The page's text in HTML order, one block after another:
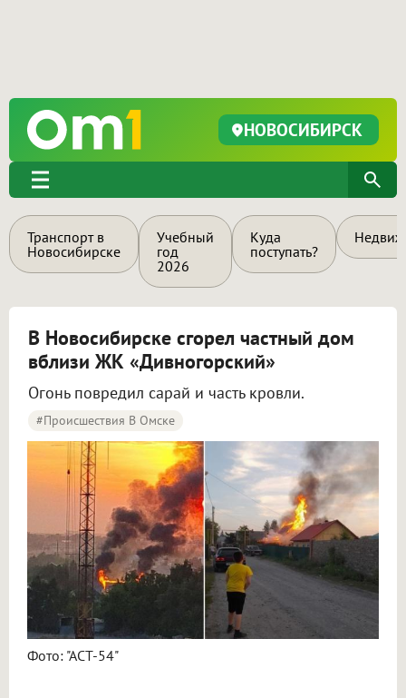
НОВОСИБИРСК
Транспорт в
Новосибирске
Учебный
год
2026
Куда
поступать?
В Новосибирске сгорел частный дом
вблизи ЖК «Дивногорский»
Огонь повредил сарай и часть кровли.
#Происшествия В Омске
Фото: "АСТ-54"